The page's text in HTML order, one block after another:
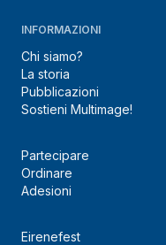
INFORMAZIONI
Chi siamo?
La storia
Pubblicazioni
Sostieni Multimage!
Partecipare
Ordinare
Adesioni
Eirenefest